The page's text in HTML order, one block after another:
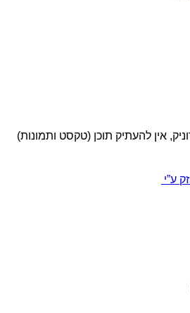
אין להעתיק תוכן (טקסט ותמונות)
ע”י